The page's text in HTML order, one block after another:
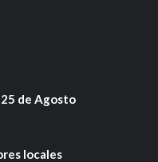
de Agosto
locales